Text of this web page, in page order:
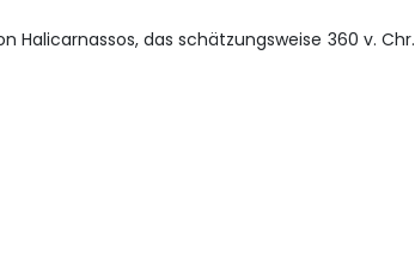
Halicarnassos, das schätzungsweise 360 ​​v. Chr.